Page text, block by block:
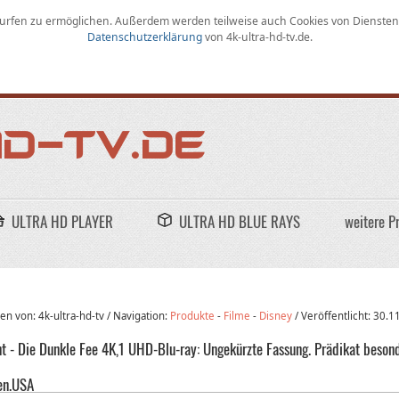
zu ermöglichen.Außerdem werden teilweise auch Cookies von
Datenschutzerklärungvon 4k-ultra-hd-tv.de.
ULTRA HD PLAYER ULTRA HD BLUE RAYS weitere
von: 4k-ultra-hd-tv / Navigation: Produkte - Filme - Disney / Veröffentlicht:
- Die Dunkle Fee 4K,1 UHD-Blu-ray: Ungekürzte Fassung. Prädikat